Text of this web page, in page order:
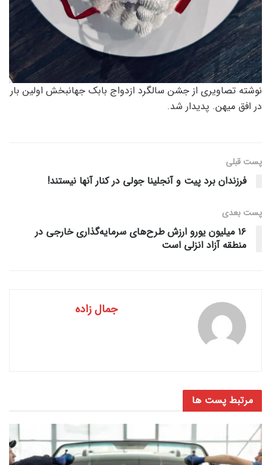
نوشته تصاویری از جشن سالگرد ازدواج بابک جهانبخش اولین بار
در افق میهن. پدیدار شد.
پست قبلی
فرزندان برد پیت و آنجلینا جولی در کنار آنها نیستند!
پست‌ بعدی
۱۶ میلیون یورو ارزش طرح‌های سرمایه‌گذاری خارجی در
منطقه آزاد انزلی است
جمال زاده
مرتبط پست ها